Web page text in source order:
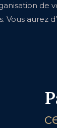
de
Vous aurez